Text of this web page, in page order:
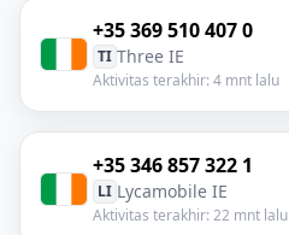
+35 369 510 407 0
TI Three IE
Aktivitas terakhir: 4 mnt lalu
+35 346 857 322 1
LI Lycamobile IE
Aktivitas terakhir: 22 mnt lalu